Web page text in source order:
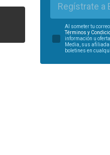
Regístrate a
Al someter tu
Términos y
información u
Media, sus
boletines en